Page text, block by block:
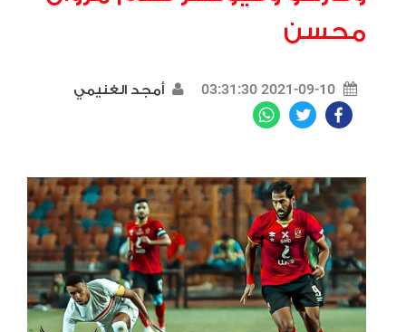
محسن
2021-09-10 03:31:30 أمجد الغنيمي
Facebook
Twitter